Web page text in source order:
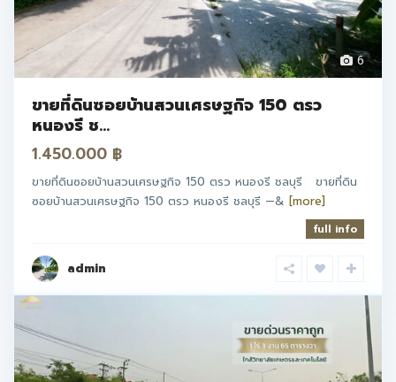
6
ขายที่ดินซอยบ้านสวนเศรษฐกิจ 150 ตรว
หนองรี ช...
1.450.000 ฿
ขายที่ดินซอยบ้านสวนเศรษฐกิจ 150 ตรว หนองรี ชลบุรี ขายที่ดิน
ซอยบ้านสวนเศรษฐกิจ 150 ตรว หนองรี ชลบุรี —& [more]
full info
admin